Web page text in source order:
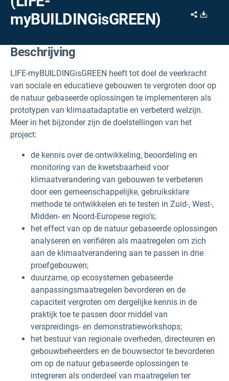
myBUILDINGisGREEN)
Share
Beschrijving
LIFE-myBUILDINGisGREEN heeft tot doel de veerkracht
van sociale en educatieve gebouwen te vergroten door op
de natuur gebaseerde oplossingen te implementeren als
prototypen van klimaatadaptatie en verbeterd welzijn.
Meer in het bijzonder zijn de doelstellingen van het
project:
de kennis over de ontwikkeling, beoordeling en
monitoring van de kwetsbaarheid voor
klimaatverandering van gebouwen te verbeteren
door een gemeenschappelijke, gebruiksklare
methode te ontwikkelen en te testen in Zuid-, West-,
Midden- en Noord-Europese regio’s;
het effect van op de natuur gebaseerde oplossingen
analyseren en verifiëren als maatregelen om zich
aan de klimaatverandering aan te passen in drie
proefgebouwen;
duurzame, op ecosystemen gebaseerde
aanpassingsmaatregelen bevorderen en de
capaciteit vergroten om dergelijke kennis in de
praktijk toe te passen door middel van
verspreidings- en demonstratieworkshops;
het bestuur van regionale overheden, directeuren en
gebouwbeheerders en de bouwsector te bevorderen
om op de natuur gebaseerde oplossingen te
integreren als onderdeel van maatregelen ter